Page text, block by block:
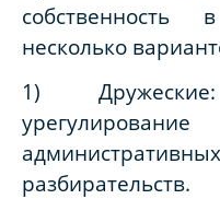
собственность
несколько
1)
разбирательств.